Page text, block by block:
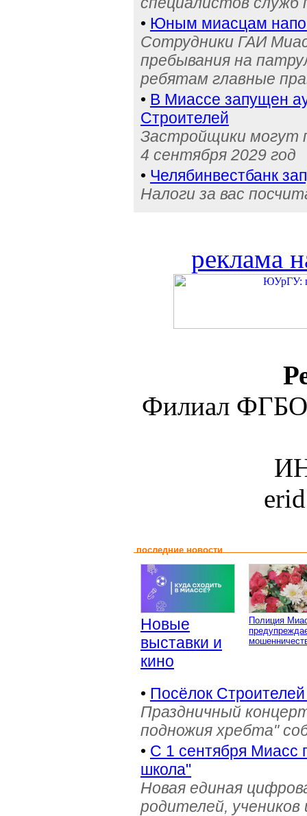
• Юным миасцам
Сотрудники ГАИ
пребывания на
ребятам главные
• В Миассе запущен
Строителей
Застройщики могут
4 сентября 2029 год
• Челябинвестбанк
Налоги за вас
реклама
Филиал
последние новости
Новые
выставки и
кино
Полиция
• Посёлок
Праздничный
подножия хребта"
• С 1 сентября Миасс
школа"
Новая единая
родителей, учеников